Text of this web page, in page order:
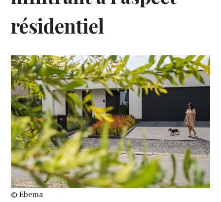
résidentiel
© Ebema